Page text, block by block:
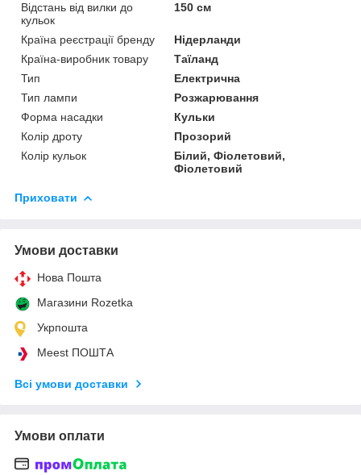
Відстань від вилки до
кульок
150 см
Країна реєстрації бренду
Нідерланди
Країна-виробник товару
Таїланд
Тип
Електрична
Тип лампи
Розжарювання
Форма насадки
Кульки
Колір дроту
Прозорий
Колір кульок
Білий, Фіолетовий,
Фіолетовий
Приховати
Умови доставки
Нова Пошта
Магазини Rozetka
Укрпошта
Meest ПОШТА
Всі умови доставки
Умови оплати